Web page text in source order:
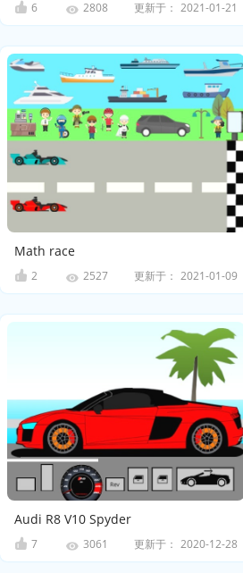
6 2808 更新于： 2021-01-21
Math race
2 2527 更新于： 2021-01-09
Audi R8 V10 Spyder
7 3061 更新于： 2020-12-28